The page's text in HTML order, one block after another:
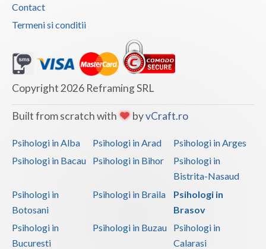
Contact
Termeni si conditii
Copyright 2026 Reframing SRL
Built from scratch with byvCraft.ro
Psihologi in Alba Psihologi in Arad
Psihologi in Arges
Psihologi in Bacau
Psihologi in Bihor
Psihologi in
Bistrita-Nasaud
Psihologi in
Botosani
Psihologi in Braila
Psihologi in
Brasov
Psihologi in
Bucuresti
Psihologi in Buzau
Psihologi in
Calarasi